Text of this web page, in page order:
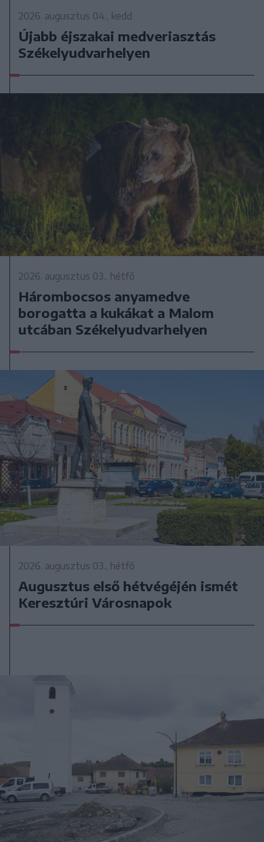
2026. augusztus 04., kedd
Újabb éjszakai medveriasztás
Székelyudvarhelyen
2026. augusztus 03., hétfő
Hárombocsos anyamedve
borogatta a kukákat a Malom
utcában Székelyudvarhelyen
2026. augusztus 03., hétfő
Augusztus első hétvégéjén ismét
Keresztúri Városnapok